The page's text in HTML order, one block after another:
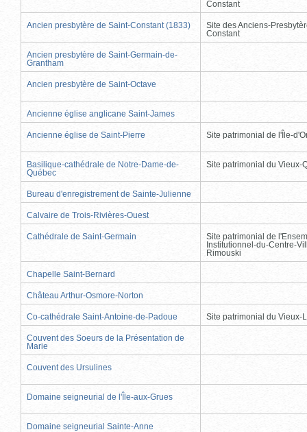
Constant
Ancien presbytère de Saint-Constant (1833)
Site des Anciens-
Constant
Ancien presbytère de Saint-Germain-de-
Grantham
Ancien presbytère de Saint-Octave
Ancienne église anglicane Saint-James
Ancienne église de Saint-Pierre Site patrimonial de l'Île-
Basilique-cathédrale de Notre-Dame-de-
Québec
Site patrimonial du Vieux-
Bureau d'enregistrement de Sainte-Julienne
Calvaire de Trois-Rivières-Ouest
Cathédrale de Saint-Germain
Site patrimonial de
Institutionnel-du-Centre-
Rimouski
Chapelle Saint-Bernard
Château Arthur-Osmore-Norton
Co-cathédrale Saint-Antoine-de-Padoue Site patrimonial du Vieux-
Couvent des Soeurs de la Présentation de
Marie
Couvent des Ursulines
Domaine seigneurial de l'Île-aux-Grues
Domaine seigneurial Sainte-Anne